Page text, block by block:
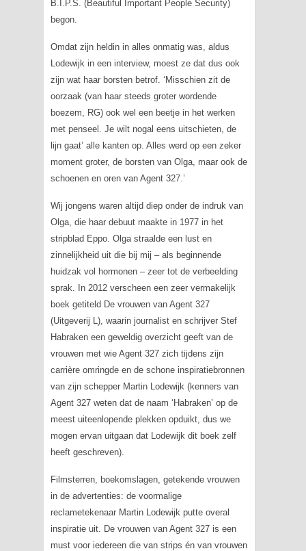
B.I.P.S. (Beautiful Important People Security)
begon.
Omdat zijn heldin in alles onmatig was, aldus
Lodewijk in een interview, moest ze dat dus ook
zijn wat haar borsten betrof. ‘Misschien zit de
oorzaak (van haar steeds groter wordende
boezem, RG) ook wel een beetje in het werken
met penseel. Je wilt nogal eens uitschieten, de
lijn gaat’ alle kanten op. Alles werd op een zeker
moment groter, de borsten van Olga, maar ook de
schoenen en oren van Agent 327.’
Wij jongens waren altijd diep onder de indruk van
Olga, die haar debuut maakte in 1977 in het
stripblad Eppo. Olga straalde een lust en
zinnelijkheid uit die bij mij – als beginnende
huidzak vol hormonen – zeer tot de verbeelding
sprak. In 2012 verscheen een zeer vermakelijk
boek getiteld De vrouwen van Agent 327
(Uitgeverij L), waarin journalist en schrijver Stef
Habraken een geweldig overzicht geeft van de
vrouwen met wie Agent 327 zich tijdens zijn
carrière omringde en de schone inspiratiebronnen
van zijn schepper Martin Lodewijk (kenners van
Agent 327weten dat de naam ‘Habraken’ op de
meest uiteenlopende plekken opduikt, dus we
mogen ervan uitgaan dat Lodewijk dit boek zelf
heeft geschreven).
Filmsterren, boekomslagen, getekende vrouwen
in de advertenties: de voormalige
reclametekenaar Martin Lodewijk putte overal
inspiratie uit. De vrouwen van Agent 327is een
must voor iedereen die van strips én van vrouwen